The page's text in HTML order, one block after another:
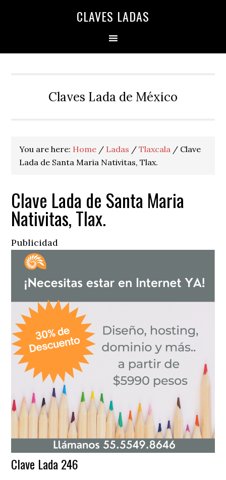
CLAVES LADAS
Claves Lada de México
You are here: Home / Ladas / Tlaxcala / Clave
Lada de Santa Maria Nativitas, Tlax.
Clave Lada de Santa Maria
Nativitas, Tlax.
Publicidad
Clave Lada 246